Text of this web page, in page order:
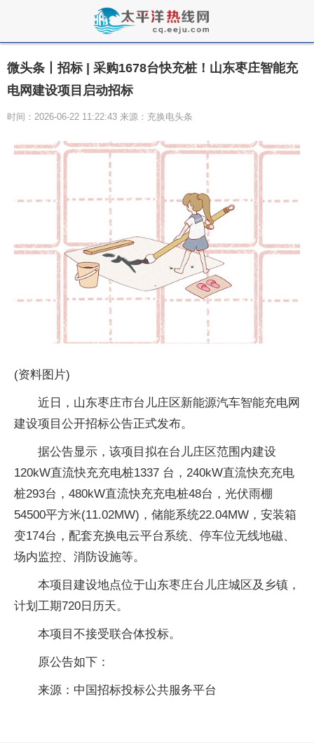
微头条丨招标 | 采购1678台快充桩！山东枣庄智能充
电网建设项目启动招标
时间：2026-06-22 11:22:43 来源：充换电头条
(资料图片)
近日，山东枣庄市台儿庄区新能源汽车智能充电网
建设项目公开招标公告正式发布。
据公告显示，该项目拟在台儿庄区范围内建设
120kW直流快充充电桩1337 台，240kW直流快充充电
桩293台，480kW直流快充充电桩48台，光伏雨棚
54500平方米(11.02MW)，储能系统22.04MW，安装箱
变174台，配套充换电云平台系统、停车位无线地磁、
场内监控、消防设施等。
本项目建设地点位于山东枣庄台儿庄城区及乡镇，
计划工期720日历天。
本项目不接受联合体投标。
原公告如下：
来源：中国招标投标公共服务平台